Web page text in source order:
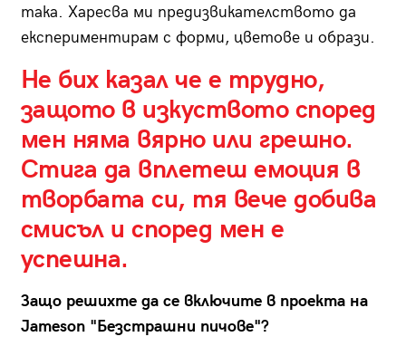
така. Харесва ми предизвикателството да
експериментирам с форми, цветове и образи.
Не бих казал че е трудно,
защото в изкуството според
мен няма вярно или грешно.
Стига да вплетеш емоция в
творбата си, тя вече добива
смисъл и според мен е
успешна.
Защо решихте да се включите в проекта на
Jameson "Безстрашни пичове"?